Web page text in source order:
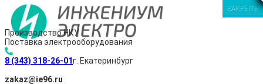
Производство НКУ
Поставка электрооборудования
8 (343) 318-26-01г. Екатеринбург
zakaz@ie96.ru
ЗАКРЫТЬ
ЗАКРЫТЬ
ЗАКРЫТЬ
ЗАКРЫТЬ